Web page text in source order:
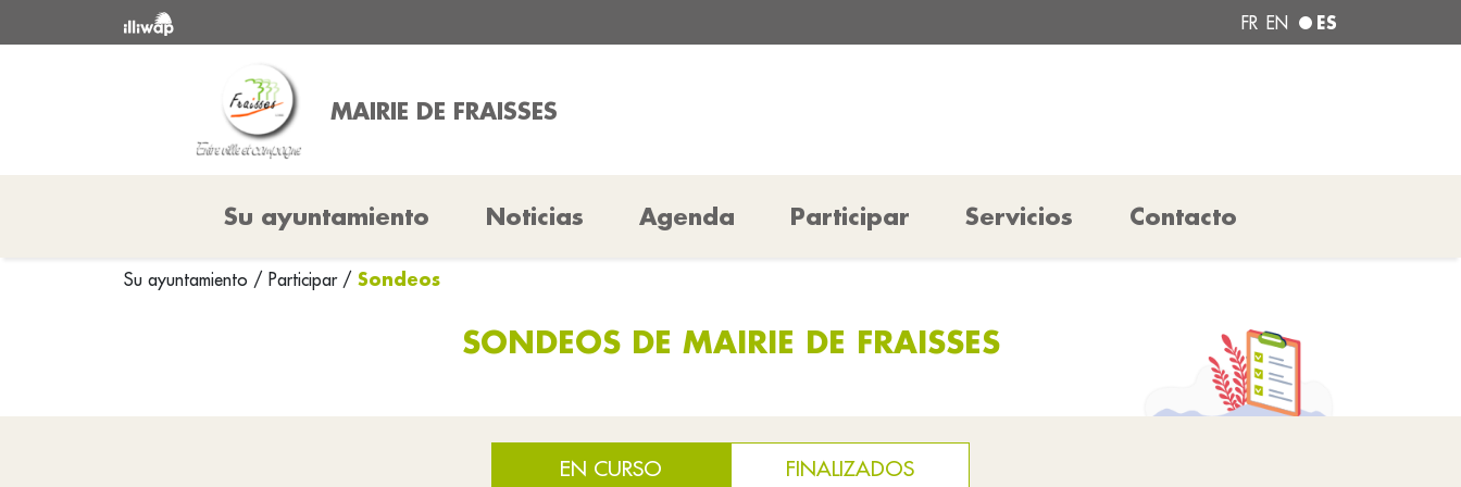
FR EN ES
MAIRIE DE FRAISSES
Su ayuntamiento Noticias Agenda Participar Servicios Contacto
Su ayuntamiento / Participar/ Sondeos
SONDEOS DE MAIRIE DE FRAISSES
EN CURSO FINALIZADOS